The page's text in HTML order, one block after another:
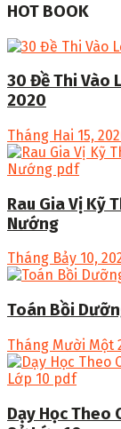
HOT BOOK
30 Đề Thi Vào
2020
Tháng Hai 15,
Rau Gia Vị Kỹ
Nướng
Tháng Bảy 10,
Toán Bồi
Tháng Mười Một
Dạy Học Theo